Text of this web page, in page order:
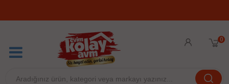
0